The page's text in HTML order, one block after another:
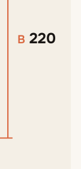
В 220